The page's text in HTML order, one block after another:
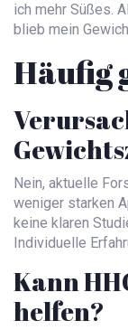
ich mehr Süßes.
blieb mein
Häufig
Nein, aktuelle
weniger starken
keine klaren
Individuelle
Kann
helfen?